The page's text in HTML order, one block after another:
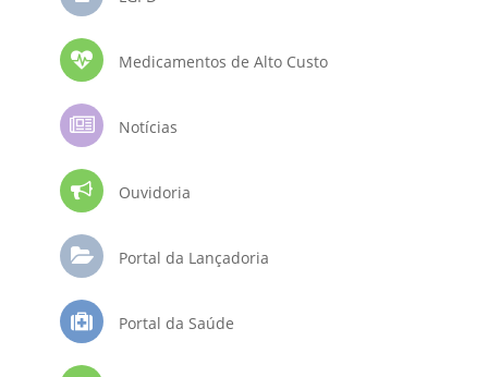
Medicamentos de Alto Custo
Notícias
Ouvidoria
Portal da Lançadoria
Portal da Saúde